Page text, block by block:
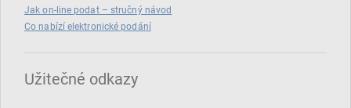
Jak on-line podat – stručný návod
Co nabízí elektronické podání
Užitečné odkazy